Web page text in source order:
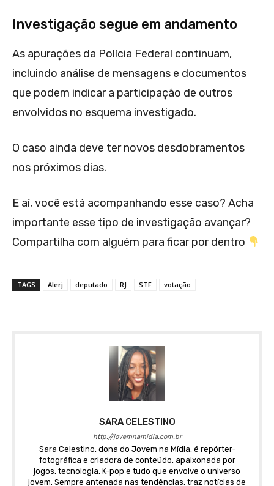
Investigação segue em andamento
As apurações da Polícia Federal continuam,
incluindo análise de mensagens e documentos
que podem indicar a participação de outros
envolvidos no esquema investigado.
O caso ainda deve ter novos desdobramentos
nos próximos dias.
E aí, você está acompanhando esse caso? Acha
importante esse tipo de investigação avançar?
Compartilha com alguém para ficar por dentro
TAGS Alerj deputado RJ STF votação
SARA CELESTINO
http://jovemnamidia.com.br
Sara Celestino, dona do Jovem na Mídia, é repórter-
fotográfica e criadora de conteúdo, apaixonada por
jogos, tecnologia, K-pop e tudo que envolve o universo
jovem. Sempre antenada nas tendências, traz notícias de